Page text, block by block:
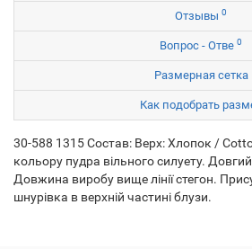
Отзывы 0
Вопрос - Отве 0
Размерная сетка
Как подобрать
30-588 1315 Состав: Верх: Хлопок /
кольору пудра вільного силуету.
Довжина виробу вище лінії стегон.
шнурівка в верхній частині блузи.